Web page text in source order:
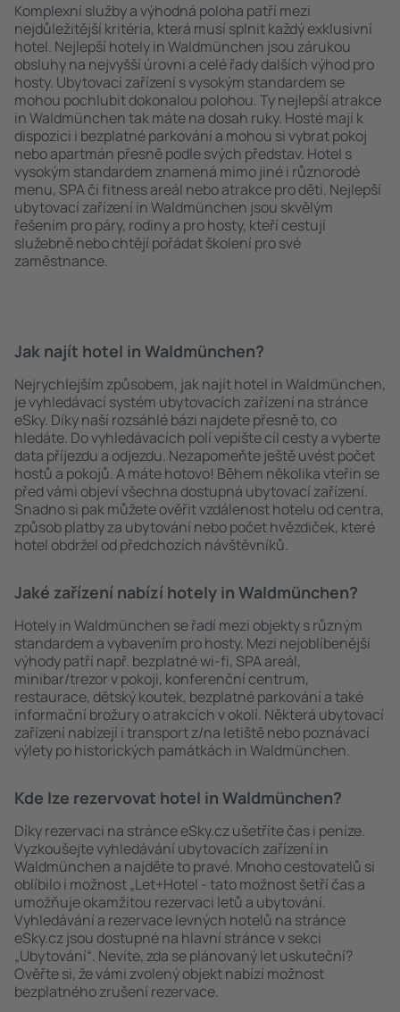
Komplexní služby a výhodná poloha patří mezi
nejdůležitější kritéria, která musí splnit každý exklusivní
hotel. Nejlepší hotely in Waldmünchen jsou zárukou
obsluhy na nejvyšší úrovni a celé řady dalších výhod pro
hosty. Ubytovací zařízení s vysokým standardem se
mohou pochlubit dokonalou polohou. Ty nejlepší atrakce
in Waldmünchen tak máte na dosah ruky. Hosté mají k
dispozici i bezplatné parkování a mohou si vybrat pokoj
nebo apartmán přesně podle svých představ. Hotel s
vysokým standardem znamená mimo jiné i různorodé
menu, SPA či fitness areál nebo atrakce pro děti. Nejlepší
ubytovací zařízení in Waldmünchen jsou skvělým
řešením pro páry, rodiny a pro hosty, kteří cestují
služebně nebo chtějí pořádat školení pro své
zaměstnance.
Jak najít hotel in Waldmünchen?
Nejrychlejším způsobem, jak najít hotel in Waldmünchen,
je vyhledávací systém ubytovacích zařízení na stránce
eSky. Díky naší rozsáhlé bázi najdete přesně to, co
hledáte. Do vyhledávacích polí vepište cíl cesty a vyberte
data příjezdu a odjezdu. Nezapomeňte ještě uvést počet
hostů a pokojů. A máte hotovo! Během několika vteřin se
před vámi objeví všechna dostupná ubytovací zařízení.
Snadno si pak můžete ověřit vzdálenost hotelu od centra,
způsob platby za ubytování nebo počet hvězdiček, které
hotel obdržel od předchozích návštěvníků.
Jaké zařízení nabízí hotely in Waldmünchen?
Hotely in Waldmünchen se řadí mezi objekty s různým
standardem a vybavením pro hosty. Mezi nejoblíbenější
výhody patří např. bezplatné wi-fi, SPA areál,
minibar/trezor v pokoji, konferenční centrum,
restaurace, dětský koutek, bezplatné parkování a také
informační brožury o atrakcích v okolí. Některá ubytovací
zařízení nabízejí i transport z/na letiště nebo poznávací
výlety po historických památkách in Waldmünchen.
Kde lze rezervovat hotel in Waldmünchen?
Díky rezervaci na stránce eSky.cz ušetříte čas i peníze.
Vyzkoušejte vyhledávání ubytovacích zařízení in
Waldmünchen a najděte to pravé. Mnoho cestovatelů si
oblíbilo i možnost „Let+Hotel - tato možnost šetří čas a
umožňuje okamžitou rezervaci letů a ubytování.
Vyhledávání a rezervace levných hotelů na stránce
eSky.cz jsou dostupné na hlavní stránce v sekci
„Ubytování“. Nevíte, zda se plánovaný let uskuteční?
Ověřte si, že vámi zvolený objekt nabízí možnost
bezplatného zrušení rezervace.